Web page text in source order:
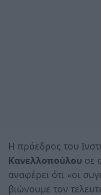
Η πρόεδρος του
Κανελλοπούλου σε
αναφέρει ότι «οι
βιώνουμε τον